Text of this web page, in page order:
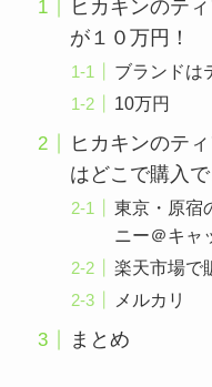
ヒカキンのテ
が１０万円！
ブランドは
10万円
ヒカキンのテ
はどこで購入
東京・原宿
ニー＠キャ
楽天市場で
メルカリ
まとめ